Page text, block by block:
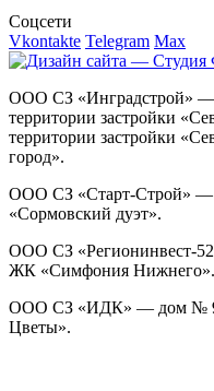
Соцсети
Vkontakte Telegram Max
ООО СЗ «Инградстрой» —
территории застройки
территории застройки
город».
ООО СЗ «Старт-Строй» —
«Сормовский дуэт».
ООО СЗ «Регионинвест-
ЖК «Симфония Нижнего».
ООО СЗ «ИДК» — дом № 9
Цветы».